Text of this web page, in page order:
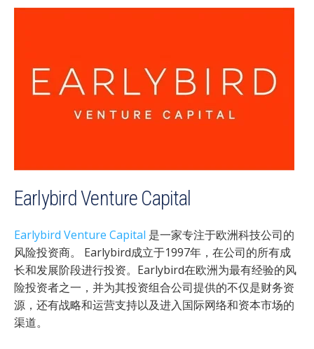
Earlybird Venture Capital
Earlybird Venture Capital 是一家专注于欧洲科技公司的
风险投资商。 Earlybird成立于1997年，在公司的所有成
长和发展阶段进行投资。Earlybird在欧洲为最有经验的风
险投资者之一，并为其投资组合公司提供的不仅是财务资
源，还有战略和运营支持以及进入国际网络和资本市场的
渠道。